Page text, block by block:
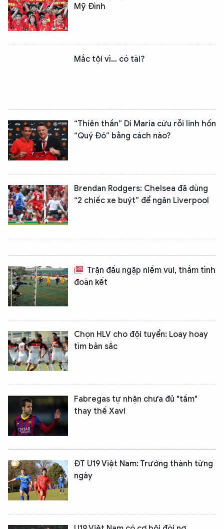
Mỹ Đình
Mắc tội vì… có tài?
“Thiên thần” Di Maria cứu rỗi linh hồn
“Quỷ Đỏ” bằng cách nào?
Brendan Rodgers: Chelsea đã dùng
“2 chiếc xe buýt” để ngăn Liverpool
Trận đấu ngập niềm vui, thắm tình
đoàn kết
Chọn HLV cho đội tuyển: Loay hoay
tìm bản sắc
Fabregas tự nhận chưa đủ "tầm"
thay thế Xavi
ĐT U19 Việt Nam: Trưởng thành từng
ngày